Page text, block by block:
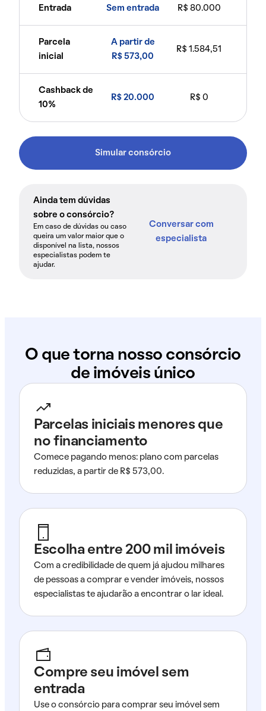
Entrada Sem entrada R$ 80.000
Parcela
inicial
A partir de
R$ 573,00
R$ 1.584,51
Cashback de
10%
R$ 20.000 R$ 0
Simular consórcio
Ainda tem dúvidas
sobre o consórcio?
Em caso de dúvidas ou caso
queira um valor maior que o
disponível na lista, nossos
especialistas podem te
ajudar.
Conversar com
especialista
O que torna nosso consórcio
de imóveis único
Parcelas iniciais menores que
no financiamento
Comece pagando menos: plano com parcelas
reduzidas, a partir de R$ 573,00.
Escolha entre 200 mil imóveis
Com a credibilidade de quem já ajudou milhares
de pessoas a comprar e vender imóveis, nossos
especialistas te ajudarão a encontrar o lar ideal.
Compre seu imóvel sem
entrada
Use o consórcio para comprar seu imóvel sem